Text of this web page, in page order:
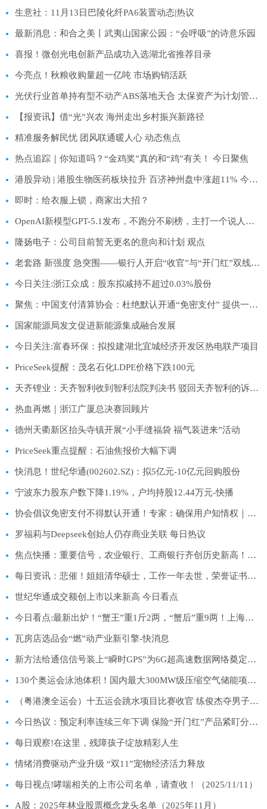
生意社：11月13日巴陵化纤PA6装置动态|热议
最新消息：和合之美丨武夷山国家公园：“会呼吸”的诗意乐园
喜报！微创光电创新产品成功入选湖北省推荐目录
今亮点！秋粮收购量超一亿吨 市场购销活跃
光伏行业首单持有型不动产ABS落地天合 太保资产为计划管理人_看点
【报资讯】借“光”兴农 海州走出乡村振兴新路径
精准服务解民忧 团风联通暖人心 动态焦点
热点追踪｜你知道吗？“金鸡奖”真的和“鸡”有关！ 今日聚焦
港股异动 | 港股生物医药板块拉升 百济神州盘中涨超11% 今日热议
即时：给衣服上锁，商家出大招？
OpenAI新模型GPT-5.1发布，不跑分不刷榜，主打一个说人话 速看
隆扬电子：公司目前暂无更名的意向和计划 观点
老套路 新强度 急突围——银行人开启“收官”与“开门红”双线作战模式|今日精选
今日关注:浙江众成：股东拟减持不超过0.03%股份
聚焦：中国支付清算协会：杜绝默认开通“免密支付” 提供一键取消功能
国家能源局发文促进新能源集成融合发展
今日关注:富春环保：拟投建湖北宜城经济开发区热电联产项目
PriceSeek提醒：茂名石化LDPE价格下跌100元
天齐锂业：天齐智利收到智利法院判决书 驳回天齐智利的诉讼请求
热血再燃｜浙江广厦总决赛回顾片
德州天衢新区抬头寺镇开展“小手缝福袋 福气装进来”活动
PriceSeek重点提醒：石油焦报价大幅下调
快消息！世纪华通(002602.SZ)：拟5亿元-10亿元回购股份
宁波东力股东户数下降1.19%，户均持股12.44万元-快播
协会倡议免密支付不得默认开通！专家：确保用户知情权｜宅男财经|焦点速递
罗福莉与Deepseek创始人仍存商业关联 每日热议
焦点快播：重要信号，农业银行、工商银行齐创历史新高！双百亿银行ETF（512800）稳步三连阳，近5日超7亿资金抢跑
每日资讯：悲催！姐姐清华硕士，工作一年去世，荣誉证书、学士服被爸藏起来
世纪华通成交额创上市以来新高 今日看点
今日看点:最新出炉！“蟹王”重1斤2两，“蟹后”重9两！上海大闸蟹首夺“蟹后”！
瓦房店选品会“燃”动产业新引擎-快消息
新方法给通信信号装上“瞬时GPS”为6G超高速数据网络奠定技术基础 重点聚焦
130个奥运会泳池体积！国内最大300MW级压缩空气储能项目储气库建设过半|视焦点讯
（粤港澳全运会）十五运会跳水项目比赛收官 练俊杰夺男子10米跳台金牌
今日热议：预定利率连续三年下调 保险“开门红”产品紧盯分红险
每日观察!在这里，残障孩子绽放精彩人生
情绪消费驱动产业升级 “双11”宠物经济活力释放
每日视点!哮喘相关的上市公司名单，请查收！（2025/11/11）
A股：2025年林业股票概念龙头名单（2025年11月）